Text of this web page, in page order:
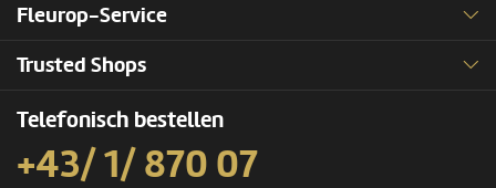
Fleurop-Service
Trusted Shops
Telefonisch bestellen
+43/ 1/ 870 07